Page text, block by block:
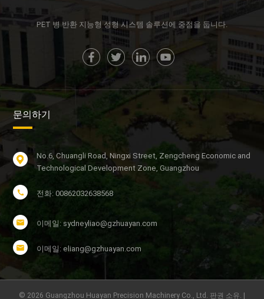
PET 병 반환 지능형 성형 시스템 솔루션에 중점을 둡니다.
문의하기
No.6, Chuangli Road, Ningxi Street, Zengcheng Economic and
Technological Development Zone, Guangzhou
전화: 00862032638568
이메일: sydneyliao@gzhuayan.com
이메일: eliang@gzhuayan.com
© 2026 Guangzhou Huayan Precision Machinery Co., Ltd. 판권 소유. |